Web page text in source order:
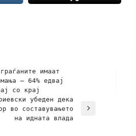
имаат
– 64% едвај
со крај
убеден дека
во составувањето
на идната влада